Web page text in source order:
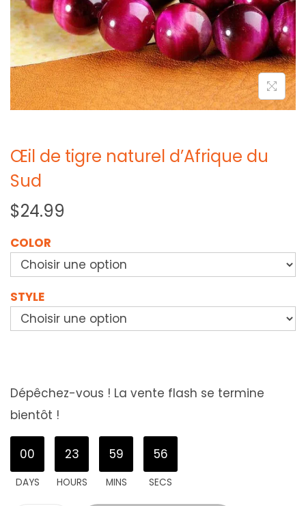
Œil de tigre naturel d’Afrique du
Sud
$24.99
COLOR
STYLE
Dépêchez-vous ! La vente flash se termine
bientôt !
00
DAYS
23
HOURS
59
MINS
54
SECS